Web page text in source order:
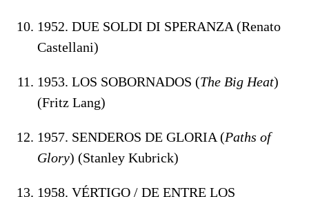
1952. DUE SOLDI DI SPERANZA (Renato
Castellani)
1953. LOS SOBORNADOS (The Big Heat)
(Fritz Lang)
1957. SENDEROS DE GLORIA (Paths of
Glory) (Stanley Kubrick)
1958. VÉRTIGO / DE ENTRE LOS